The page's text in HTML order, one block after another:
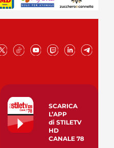
SCARICA
L’APP
di STILETV
HD
CANALE 78